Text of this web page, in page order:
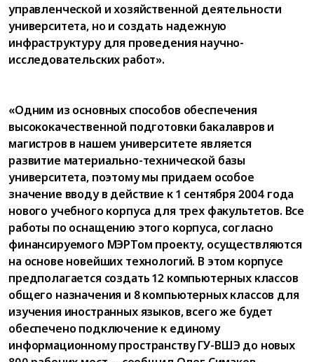
управленческой и хозяйственной деятельности
университета, но и создать надежную
инфраструктуру для проведения научно-
исследовательских работ».
«Одним из основных способов обеспечения
высококачественной подготовки бакалавров и
магистров в нашем университете является
развитие материально-технической базы
университета, поэтому мы придаем особое
значение вводу в действие к 1 сентября 2004 года
нового учебного корпуса для трех факультетов. Все
работы по оснащению этого корпуса, согласно
финансируемого МЭРТом проекту, осуществляются
на основе новейших технологий. В этом корпусе
предполагается создать 12 компьютерных классов
общего назначения и 8 компьютерных классов для
изучения иностранных языков, всего же будет
обеспечено подключение к единому
информационному пространству ГУ-ВШЭ до новых